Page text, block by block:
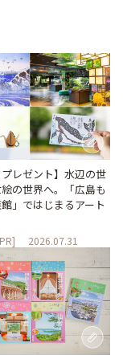
プレゼント】水辺の世
の世界へ。「広島も
」ではじまるアート
2026.07.31